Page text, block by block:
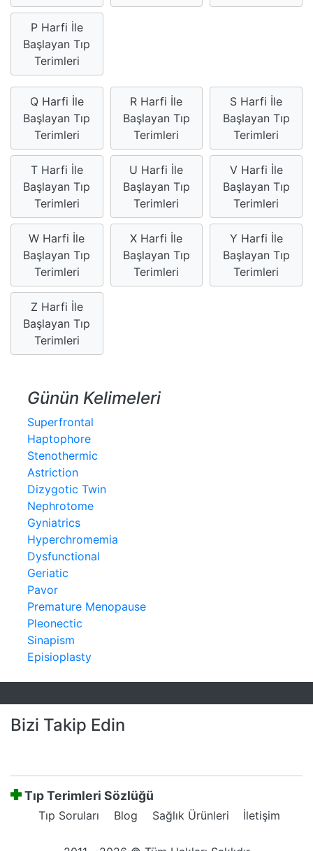
P Harfi İle
Başlayan Tıp
Terimleri
Q Harfi İle
Başlayan Tıp
Terimleri
R Harfi İle
Başlayan Tıp
Terimleri
S Harfi İle
Başlayan Tıp
Terimleri
T Harfi İle
Başlayan Tıp
Terimleri
U Harfi İle
Başlayan Tıp
Terimleri
V Harfi İle
Başlayan Tıp
Terimleri
W Harfi İle
Başlayan Tıp
Terimleri
X Harfi İle
Başlayan Tıp
Terimleri
Y Harfi İle
Başlayan Tıp
Terimleri
Z Harfi İle
Başlayan Tıp
Terimleri
Günün Kelimeleri
Superfrontal
Haptophore
Stenothermic
Astriction
Dizygotic Twin
Nephrotome
Gyniatrics
Hyperchromemia
Dysfunctional
Geriatic
Pavor
Premature Menopause
Pleonectic
Sinapism
Episioplasty
Bizi Takip Edin
Tıp Terimleri Sözlüğü
Tıp Soruları Blog Sağlık Ürünleri İletişim